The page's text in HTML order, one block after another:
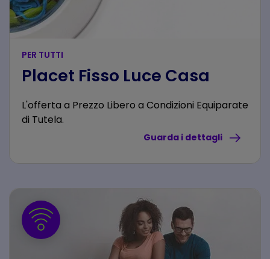
PER TUTTI
Placet Fisso Luce Casa
L'offerta a Prezzo Libero a Condizioni Equiparate
di Tutela.
Guarda i dettagli